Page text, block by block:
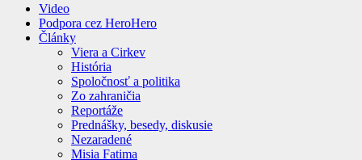
Video
Podpora cez HeroHero
Články
Viera a Cirkev
História
Spoločnosť a politika
Zo zahraničia
Reportáže
Prednášky, besedy, diskusie
Nezaradené
Misia Fatima